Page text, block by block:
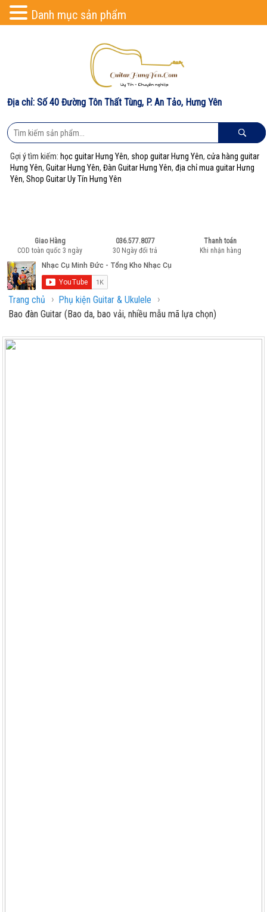
Địa chỉ: Số 40 Đường Tôn Thất Tùng, P. An Tảo, Hưng Yên
Gợi ý tìm kiếm: học guitar Hưng Yên, shop guitar Hưng Yên,cửa hàng guitar
Hưng Yên,Guitar Hưng Yên,Đàn Guitar Hưng Yên,địa chỉ mua guitar Hưng
Yên,Shop Guitar Uy Tín Hưng Yên
Giao Hàng
COD toàn quốc 3 ngày
036.577.8077
30 Ngày đổi trả
Thanh toán
Khi nhận hàng
Trang chủ › Phụ kiện Guitar & Ukulele ›
Bao đàn Guitar (Bao da, bao vải, nhiều mẫu mã lựa chọn)
Danh mục sản phẩm